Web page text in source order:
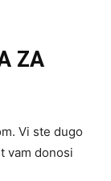
ZA
Vi ste dugo
vam donosi